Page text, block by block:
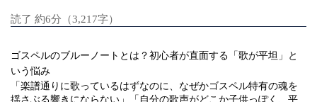
読了 約6分（3,217字）
ゴスペルのブルーノートとは？初心者が直面する「歌が平坦」と
いう悩み
「楽譜通りに歌っているはずなのに、なぜかゴスペル特有の魂を
揺さぶる響きにならない」「自分の歌声がどこか子供っぽく、平